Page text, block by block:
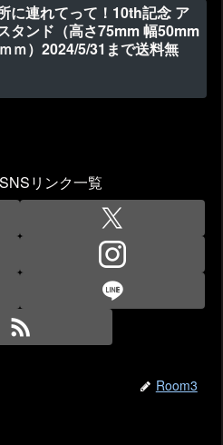
に連れてって！10th記念 ア
タンド（高さ75mm 幅50mm
ｍ）2024/5/31まで送料無
リンク一覧
Room3